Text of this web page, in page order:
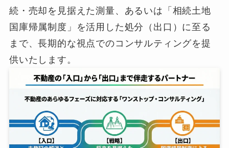
続・売却を見据えた測量、あるいは「相続土地
国庫帰属制度」を活用した処分（出口）に至る
まで、長期的な視点でのコンサルティングを提
供いたします。